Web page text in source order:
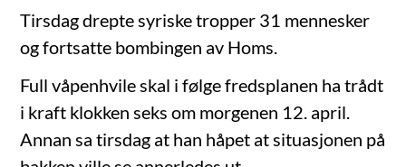
Tirsdag drepte syriske tropper 31 mennesker
og fortsatte bombingen av Homs.
Full våpenhvile skal i følge fredsplanen ha trådt
i kraft klokken seks om morgenen 12. april.
Annan sa tirsdag at han håpet at situasjonen på